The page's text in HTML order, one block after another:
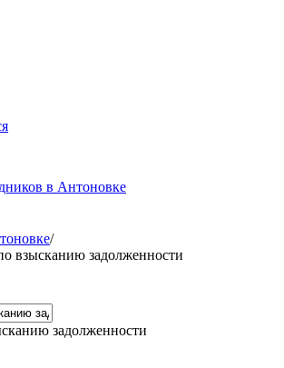
в Антоновке
/
взысканию задолженности
задолженности